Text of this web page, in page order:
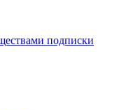
подписки